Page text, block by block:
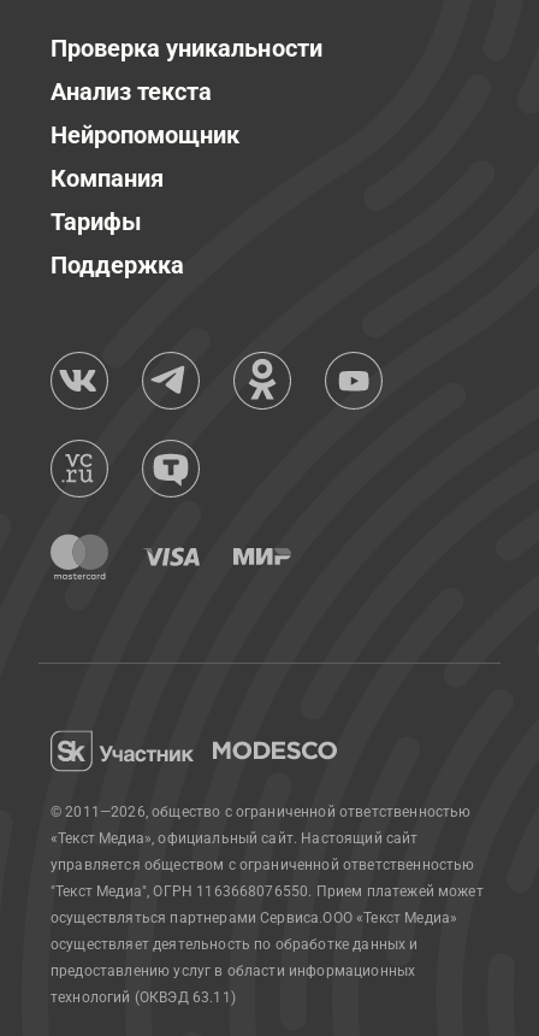
Проверка уникальности
Анализ текста
Нейропомощник
Компания
Тарифы
Поддержка
© 2011—2026, общество с ограниченной ответственностью
«Текст Медиа», официальный сайт. Настоящий сайт
управляется обществом с ограниченной ответственностью
"Текст Медиа", ОГРН 1163668076550. Прием платежей может
осуществляться партнерами Сервиса.ООО «Текст Медиа»
осуществляет деятельность по обработке данных и
предоставлению услуг в области информационных
технологий (ОКВЭД 63.11)